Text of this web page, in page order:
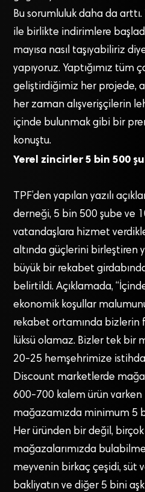
Bu sorumluluk daha da
ile birlikte indirimlere
mayısa nasıl taşıyabiliriz
yapıyoruz. Yaptığımız tüm
geliştirdiğimiz her projede,
her zaman alışverişçilerin
içinde bulunmak gibi bir
konuştu.
Yerel zincirler 5 bin 500
TPF’den yapılan yazılı
derneği, 5 bin 500 şube ve
vatandaşlara hizmet
altında güçlerini birleştiren
büyük bir rekabet
belirtildi. Açıklamada,
ekonomik koşullar
rekabet ortamında bizlerin
lüksü olamaz. Bizler tek bir
20-25 hemşehrimize
Discount marketlerde
600-700 kalem ürün
mağazamızda minimum 5
Her üründen bir değil,
mağazalarımızda
meyvenin birkaç çeşidi, süt
bakliyatın ve diğer 5 bini